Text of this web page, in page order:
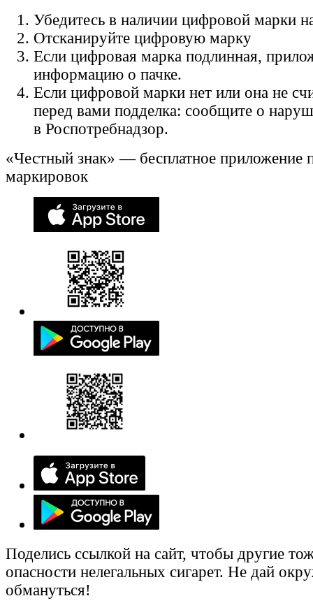
Убедитесь в наличии цифровой марки
Отсканируйте цифровую марку
Если цифровая марка подлинная,
информацию о пачке.
Если цифровой марки нет или она не
перед вами подделка: сообщите о
в Роспотребнадзор.
«Честный знак» — бесплатное приложение
маркировок
Поделись ссылкой на сайт, чтобы другие
опасности нелегальных сигарет. Не дай
обмануться!